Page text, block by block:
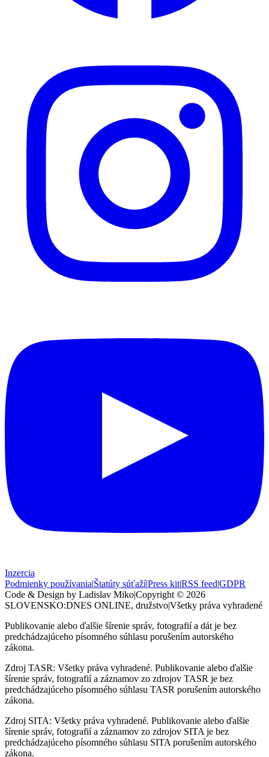
Inzercia
Podmienky používania|Štatúty súťaží|Press kit|RSS feed|GDPR
Code & Design by Ladislav Miko|Copyright © 2026
SLOVENSKO:DNES ONLINE, družstvo|Všetky práva vyhradené
Publikovanie alebo ďalšie šírenie správ, fotografií a dát je bez
predchádzajúceho písomného súhlasu porušením autorského
zákona.
Zdroj TASR: Všetky práva vyhradené. Publikovanie alebo ďalšie
šírenie správ, fotografií a záznamov zo zdrojov TASR je bez
predchádzajúceho písomného súhlasu TASR porušením autorského
zákona.
Zdroj SITA: Všetky práva vyhradené. Publikovanie alebo ďalšie
šírenie správ, fotografií a záznamov zo zdrojov SITA je bez
predchádzajúceho písomného súhlasu SITA porušením autorského
zákona.